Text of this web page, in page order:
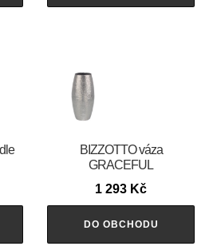
BIZZOTTO váza
GRACEFUL
1 293 Kč
DO OBCHODU